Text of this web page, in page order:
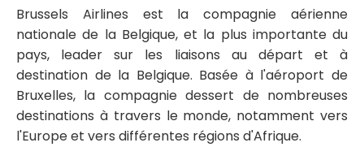
Brussels Airlines est la compagnie aérienne
nationale de la Belgique, et la plus importante du
pays, leader sur les liaisons au départ et à
destination de la Belgique. Basée à l'aéroport de
Bruxelles, la compagnie dessert de nombreuses
destinations à travers le monde, notamment vers
l'Europe et vers différentes régions d'Afrique.